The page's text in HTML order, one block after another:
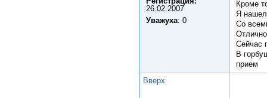
26.02.2007
Уважуха: 0
Кроме
Я нашел
Со
Сейчас
В
прием
Вверх